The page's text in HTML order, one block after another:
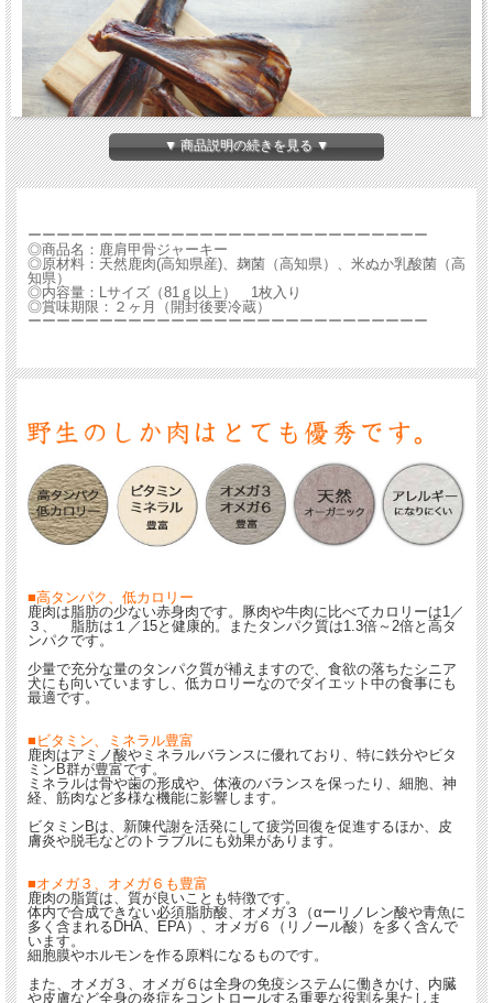
噛み応えあり 肩甲骨ジャーキー
高知県産天然鹿肉の肩甲骨です。
させました。
周りの部分は比較的柔らかく噛みやすいですが、中心部分は硬めです。
中型犬～大型犬の噛むのが大好きな犬たちにどうぞ☆
▼ 商品説明の続きを見る ▼
ーーーーーーーーーーーーーーーーーーーーーーーーーーーー
◎商品名：鹿肩甲骨ジャーキー
◎原材料：天然鹿肉(高知県産)、麹菌（高知県）、米ぬか乳酸菌（高
知県）
◎内容量：Lサイズ（81ｇ以上） 1枚入り
◎賞味期限：２ヶ月（開封後要冷蔵）
ーーーーーーーーーーーーーーーーーーーーーーーーーーーー
■高タンパク、低カロリー
鹿肉は脂肪の少ない赤身肉です。豚肉や牛肉に比べてカロリーは1／
３、 脂肪は１／15と健康的。またタンパク質は1.3倍～2倍と高タ
ンパクです。
少量で充分な量のタンパク質が補えますので、食欲の落ちたシニア
犬にも向いていますし、低カロリーなのでダイエット中の食事にも
最適です。
■ビタミン、ミネラル豊富
鹿肉はアミノ酸やミネラルバランスに優れており、特に鉄分やビタ
ミンB群が豊富です。
ミネラルは骨や歯の形成や、体液のバランスを保ったり、細胞、神
経、筋肉など多様な機能に影響します。
ビタミンBは、新陳代謝を活発にして疲労回復を促進するほか、皮
膚炎や脱毛などのトラブルにも効果があります。
■オメガ３、オメガ６も豊富
鹿肉の脂質は、質が良いことも特徴です。
体内で合成できない必須脂肪酸、オメガ３（αーリノレン酸や青魚に
多く含まれるDHA、EPA）、オメガ６（リノール酸）を多く含んで
います。
細胞膜やホルモンを作る原料になるものです。
また、オメガ３、オメガ６は全身の免疫システムに働きかけ、内臓
や皮膚など全身の炎症をコントロールする重要な役割を果たしま